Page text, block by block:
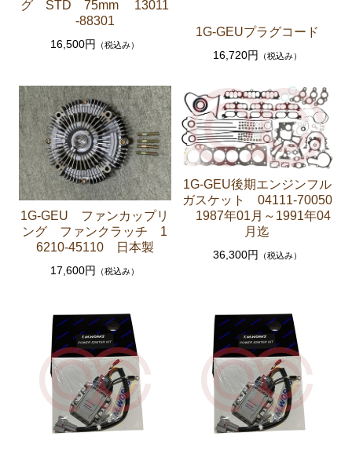
エンジンパーツ M-TEU
エンジンパーツ（ガスケット類）
冷却パーツ（ポンプ サーモスタット ファン ファ
ンカップリング ホース類 など）
ブレーキパーツ（マスターシリンダー リペアキッ
ト ホース など）
クラッチパーツ（マスターシリンダー クラッチレリ
ーズシリンダー オーバーホールキット など）
ステアリングパーツ（各種リペアキット ラックブー
ツ ラックエンド タイロッドエンド など）
足回りパーツ（アッパーマウント ベアリング ボー
燃料パーツ（ポンプ フィルター ダンパー センダ
ーゲージなど）
駆動パーツ（センターサポートベアリング ドライブ
シャフトブーツ デフなど）
ウエザーストリップ
エアコン ヒーター関係
グ STD 75mm 13011
-88301
16,500円 （税込み）
1G-GEUプラグコード
16,720円 （税込み）
1G-GEU ファンカップリ
ング ファンクラッチ 1
6210-45110 日本製
17,600円 （税込み）
1G-GEU後期エンジンフル
ガスケット 04111-70050
1987年01月～1991年04
月迄
36,300円 （税込み）